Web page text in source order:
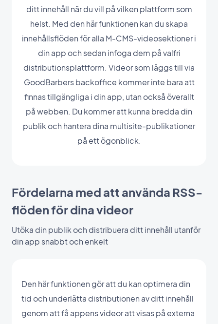
ditt innehåll när du vill på vilken plattform som
helst. Med den här funktionen kan du skapa
innehållsflöden för alla M-CMS-videosektioner i
din app och sedan infoga dem på valfri
distributionsplattform. Videor som läggs till via
GoodBarbers backoffice kommer inte bara att
finnas tillgängliga i din app, utan också överallt
på webben. Du kommer att kunna bredda din
publik och hantera dina multisite-publikationer
på ett ögonblick.
Fördelarna med att använda RSS-
flöden för dina videor
Utöka din publik och distribuera ditt innehåll utanför
din app snabbt och enkelt
Den här funktionen gör att du kan optimera din
tid och underlätta distributionen av ditt innehåll
genom att få appens videor att visas på externa